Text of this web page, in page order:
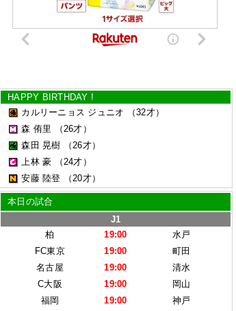
HAPPY BIRTHDAY !
カルリーニョス ジュニオ
（32才）
森 侑里
（26才）
森田 晃樹
（26才）
上林 豪
（24才）
安藤 陸登
（20才）
本日の試合
J1
柏
19:00
水戸
FC東京
19:00
町田
名古屋
19:00
清水
C大阪
19:00
岡山
福岡
19:00
神戸